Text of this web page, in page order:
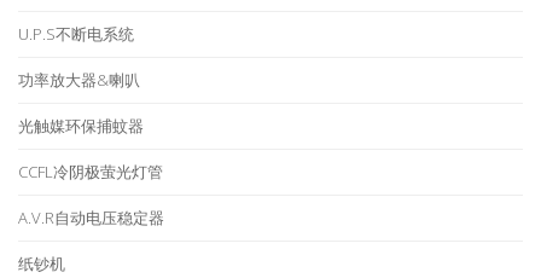
U.P.S不断电系统
功率放大器&喇叭
光触媒环保捕蚊器
CCFL冷阴极萤光灯管
A.V.R自动电压稳定器
纸钞机